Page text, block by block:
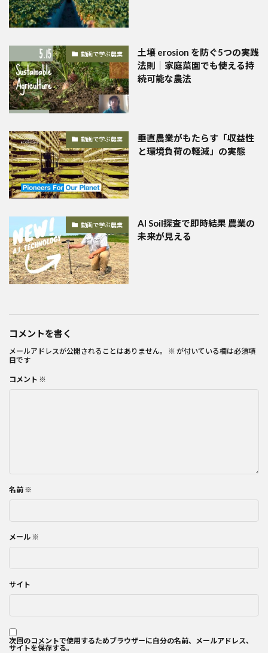
動画で学ぶ農業
土壌 erosion を防ぐ5つの実践
法則｜家庭菜園でも使える持
続可能な農法
動画で学ぶ農業
垂直農業がもたらす「収益性
と環境負荷の軽減」の実態
動画で学ぶ農業
AI Soil探査で即時結果 農業の
未来が見える
コメントを書く
メールアドレスが公開されることはありません。 ※ が付いている欄は必須項
目です
コメント ※
名前 ※
メール ※
サイト
次回のコメントで使用するためブラウザーに自分の名前、メールアドレス、
サイトを保存する。